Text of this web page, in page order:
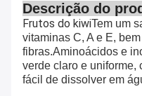
Descrição do
Frutos do kiwiTem um
vitaminas C, A e E,
fibras.Aminoácidos e
verde claro e uniforme,
fácil de dissolver em